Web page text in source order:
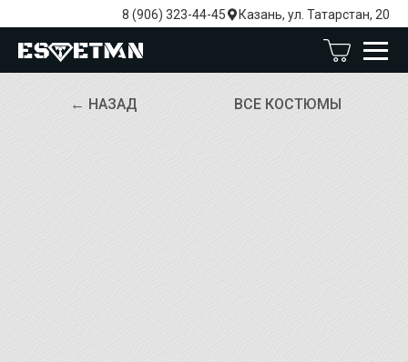
8 (906) 323-44-45 Казань, ул. Татарстан, 20
ВСЕ КОСТЮМЫ
← НАЗАД